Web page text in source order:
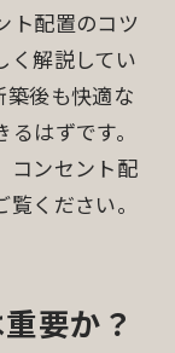
ト配置のコツ
く解説してい
築後も快適な
はずです。
コンセント配
ください。
要か？